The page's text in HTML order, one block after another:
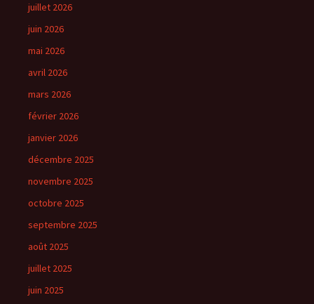
juillet 2026
juin 2026
mai 2026
avril 2026
mars 2026
février 2026
janvier 2026
décembre 2025
novembre 2025
octobre 2025
septembre 2025
août 2025
juillet 2025
juin 2025